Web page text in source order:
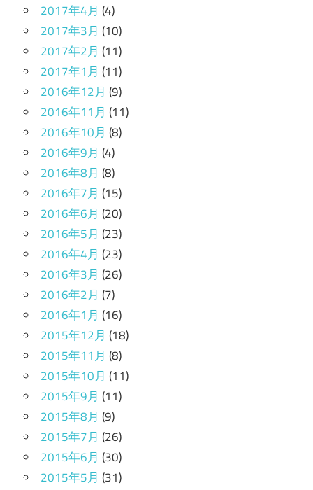
2017年4月 (4)
2017年3月 (10)
2017年2月 (11)
2017年1月 (11)
2016年12月 (9)
2016年11月 (11)
2016年10月 (8)
2016年9月 (4)
2016年8月 (8)
2016年7月 (15)
2016年6月 (20)
2016年5月 (23)
2016年4月 (23)
2016年3月 (26)
2016年2月 (7)
2016年1月 (16)
2015年12月 (18)
2015年11月 (8)
2015年10月 (11)
2015年9月 (11)
2015年8月 (9)
2015年7月 (26)
2015年6月 (30)
2015年5月 (31)